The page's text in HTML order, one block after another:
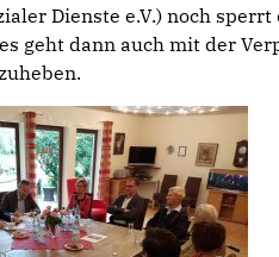
Dienste e.V.) noch
geht dann auch mit der